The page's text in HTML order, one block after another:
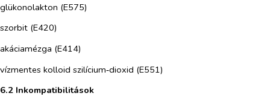
glükonolakton (E575)
szorbit (E420)
akáciamézga (E414)
vízmentes kolloid szilícium‑dioxid (E551)
6.2 Inkompatibilitások